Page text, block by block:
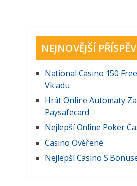
NEJNOVĚJŠÍ
National Casino 150
Vkladu
Hrát Online Automaty
Paysafecard
Nejlepší Online Poker
Casino Ověřené
Nejlepší Casino S